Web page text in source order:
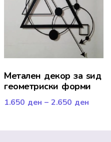
Метален декор за ѕид
геометриски форми
1.650 ден – 2.650 ден